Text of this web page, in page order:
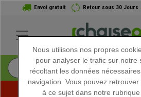
Envoi gratuit Retour sous 30 Jours
Nous utilisons nos propres
pour analyser le trafic sur notre
récoltant les données
navigation. Vous pouvez
à ce sujet dans notre rubrique